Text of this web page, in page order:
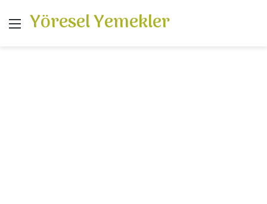
Menü
Yöresel Yemekler